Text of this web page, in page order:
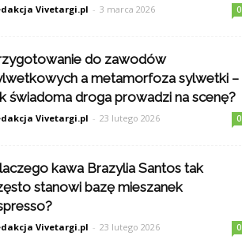
Vivetargi.pl - 3 marca 2026 0
do zawodów
a metamorfoza sylwetki –
świadoma droga prowadzi na scenę?
Vivetargi.pl - 23 lutego 2026 0
kawa Brazylia Santos tak
stanowi bazę mieszanek
Vivetargi.pl - 23 lutego 2026 0